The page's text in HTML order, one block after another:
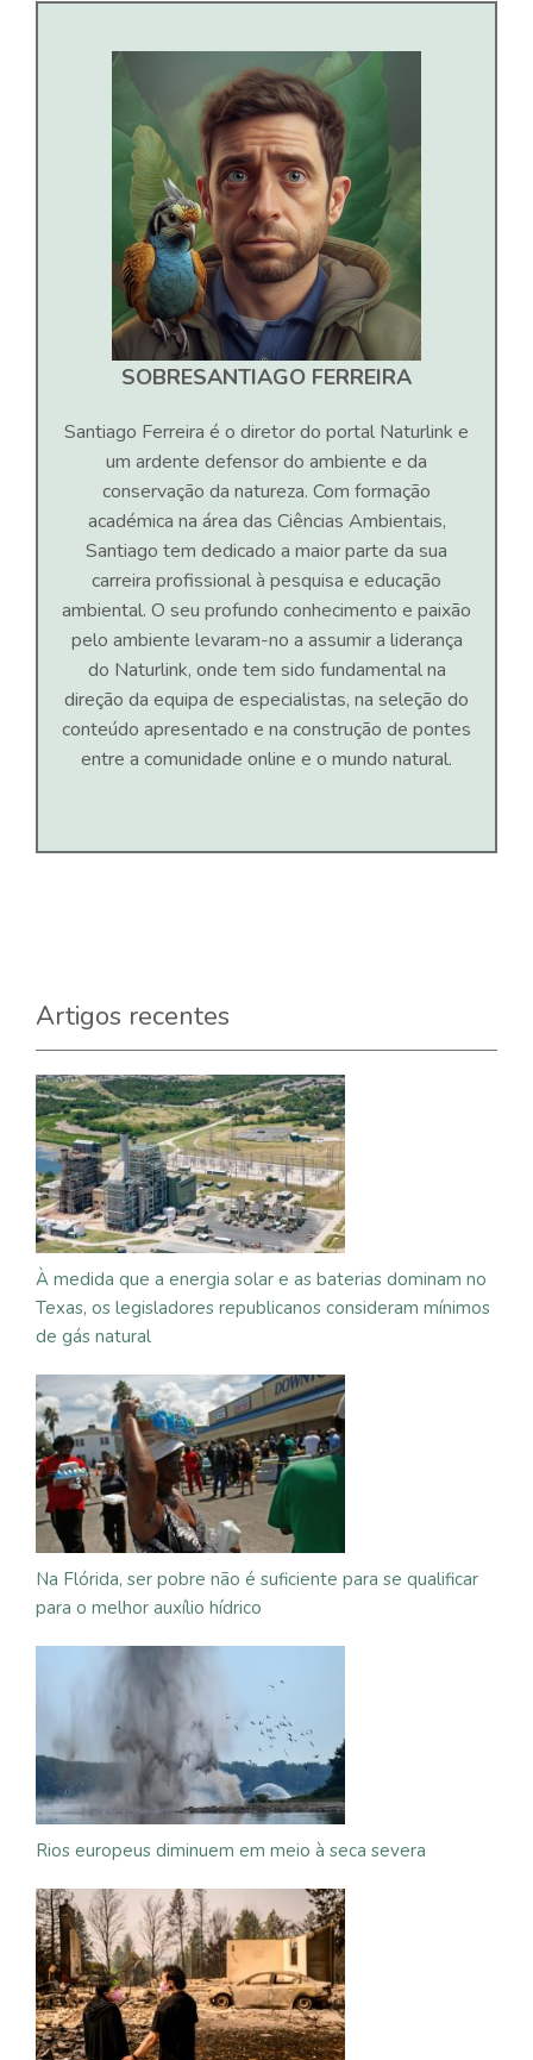
SOBRESANTIAGO FERREIRA
Santiago Ferreira é o diretor do portal Naturlink e
um ardente defensor do ambiente e da
conservação da natureza. Com formação
académica na área das Ciências Ambientais,
Santiago tem dedicado a maior parte da sua
carreira profissional à pesquisa e educação
ambiental. O seu profundo conhecimento e paixão
pelo ambiente levaram-no a assumir a liderança
do Naturlink, onde tem sido fundamental na
direção da equipa de especialistas, na seleção do
conteúdo apresentado e na construção de pontes
entre a comunidade online e o mundo natural.
Artigos recentes
À medida que a energia solar e as baterias dominam no
Texas, os legisladores republicanos consideram mínimos
de gás natural
Na Flórida, ser pobre não é suficiente para se qualificar
para o melhor auxílio hídrico
Rios europeus diminuem em meio à seca severa